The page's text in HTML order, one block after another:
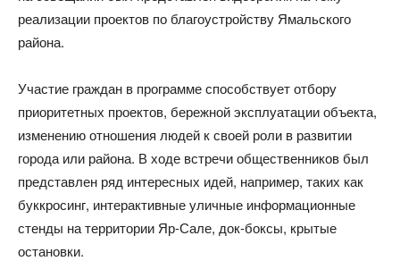
реализации проектов по благоустройству Ямальского
района.
Участие граждан в программе способствует отбору
приоритетных проектов, бережной эксплуатации объекта,
изменению отношения людей к своей роли в развитии
города или района. В ходе встречи общественников был
представлен ряд интересных идей, например, таких как
буккросинг, интерактивные уличные информационные
стенды на территории Яр-Сале, док-боксы, крытые
остановки.